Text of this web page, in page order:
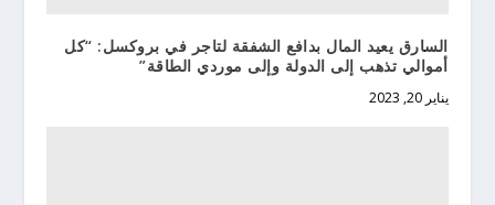
السارق يعيد المال بدافع الشفقة لتاجر في بروكسل: “كل
أموالي تذهب إلى الدولة وإلى موردي الطاقة”
يناير 20, 2023